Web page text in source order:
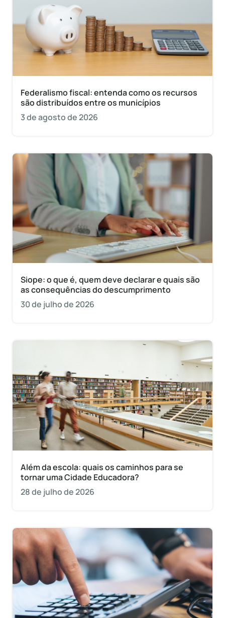
Federalismo fiscal: entenda como os recursos
são distribuídos entre os municípios
3 de agosto de 2026
Siope: o que é, quem deve declarar e quais são
as consequências do descumprimento
30 de julho de 2026
Além da escola: quais os caminhos para se
tornar uma Cidade Educadora?
28 de julho de 2026